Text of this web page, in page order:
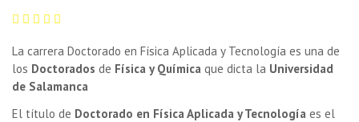
La carrera Doctorado en Física Aplicada y Tecnología es una de
los Doctorados de Física y Química que dicta la Universidad
de Salamanca
El título de Doctorado en Física Aplicada y Tecnología es el